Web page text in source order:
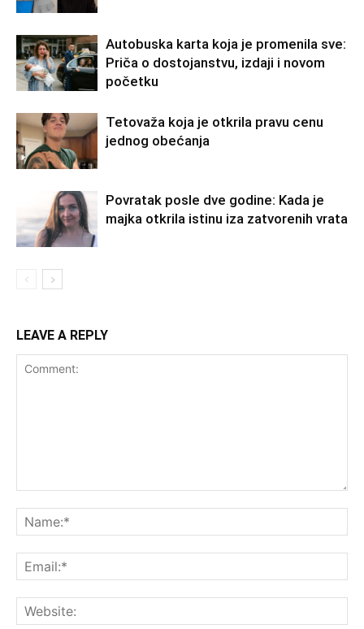
Autobuska karta koja je promenila sve:
Priča o dostojanstvu, izdaji i novom
početku
Tetovaža koja je otkrila pravu cenu
jednog obećanja
Povratak posle dve godine: Kada je
majka otkrila istinu iza zatvorenih vrata
LEAVE A REPLY